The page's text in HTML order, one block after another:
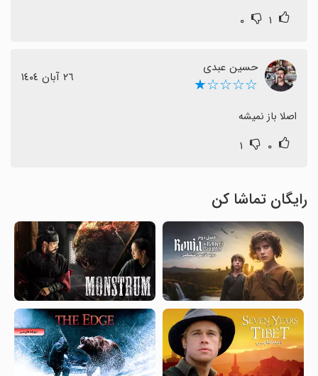
۱ ۰
حسین عبدی
☆☆☆☆★ ٢٦ آبان ١٤٠٤
اصلا باز نمیشه
۰ ۱
رایگان تماشا کن